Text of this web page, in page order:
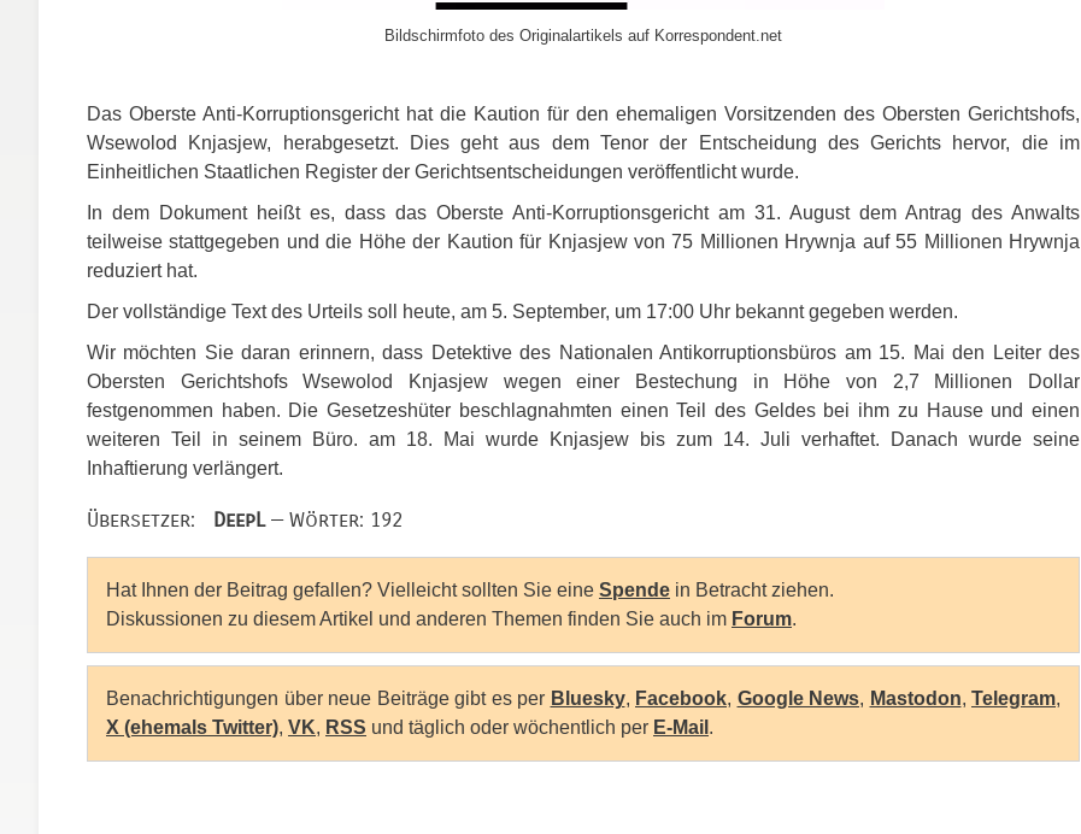
Bildschirmfoto des Originalartikels auf Korrespondent.net
Das Oberste Anti-Korruptionsgericht hat die Kaution für den ehemaligen Vorsitzenden des Obersten Gerichtshofs,
Wsewolod Knjasjew, herabgesetzt. Dies geht aus dem Tenor der Entscheidung des Gerichts hervor, die im
Einheitlichen Staatlichen Register der Gerichtsentscheidungen veröffentlicht wurde.
In dem Dokument heißt es, dass das Oberste Anti-Korruptionsgericht am 31. August dem Antrag des Anwalts
teilweise stattgegeben und die Höhe der Kaution für Knjasjew von 75 Millionen Hrywnja auf 55 Millionen Hrywnja
reduziert hat.
Der vollständige Text des Urteils soll heute, am 5. September, um 17:00 Uhr bekannt gegeben werden.
Wir möchten Sie daran erinnern, dass Detektive des Nationalen Antikorruptionsbüros am 15. Mai den Leiter des
Obersten Gerichtshofs Wsewolod Knjasjew wegen einer Bestechung in Höhe von 2,7 Millionen Dollar
festgenommen haben. Die Gesetzeshüter beschlagnahmten einen Teil des Geldes bei ihm zu Hause und einen
weiteren Teil in seinem Büro. am 18. Mai wurde Knjasjew bis zum 14. Juli verhaftet. Danach wurde seine
Inhaftierung verlängert.
Übersetzer: DeepL— Wörter: 192
Hat Ihnen der Beitrag gefallen? Vielleicht sollten Sie eine Spende in Betracht ziehen.
Diskussionen zu diesem Artikel und anderen Themen finden Sie auch im Forum.
Benachrichtigungen über neue Beiträge gibt es per Bluesky, Facebook, Google News, Mastodon, Telegram,
X (ehemals Twitter), VK, RSS und täglich oder wöchentlich per E-Mail .